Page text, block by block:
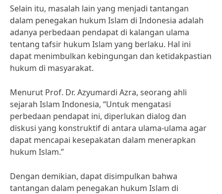
Selain itu, masalah lain yang menjadi tantangan
dalam penegakan hukum Islam di Indonesia adalah
adanya perbedaan pendapat di kalangan ulama
tentang tafsir hukum Islam yang berlaku. Hal ini
dapat menimbulkan kebingungan dan ketidakpastian
hukum di masyarakat.
Menurut Prof. Dr. Azyumardi Azra, seorang ahli
sejarah Islam Indonesia, “Untuk mengatasi
perbedaan pendapat ini, diperlukan dialog dan
diskusi yang konstruktif di antara ulama-ulama agar
dapat mencapai kesepakatan dalam menerapkan
hukum Islam.”
Dengan demikian, dapat disimpulkan bahwa
tantangan dalam penegakan hukum Islam di